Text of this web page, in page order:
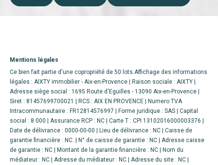
Mentions légales
Ce bien fait partie d'une copropriété de 50 lots.Affichage des informations
légales : AIXTY immobilier - Aix-en-Provence | Raison sociale : AIXTY |
Adresse siège social : 1695 Route d'Eguilles - 13090 Aix-en-Provence |
Siret : 81457699700021 | RCS : AIX EN PROVENCE | Numero TVA
Intracommunautaire : FR12814576997 | Forme juridique : SAS | Capital
social : 8 000 | Assurance RCP : NC | Carte T : CPI 13102016000003376 |
Date de délivrance : 0000-00-00 | Lieu de délivrance : NC | Caisse de
garantie financière : NC. | N° de caisse de garantie : NC | Adresse caisse
de garantie : NC | Montant de la garantie financière : NC | Nom du
médiateur : NC | Adresse du médiateur : NC | Adresse du site : NC |